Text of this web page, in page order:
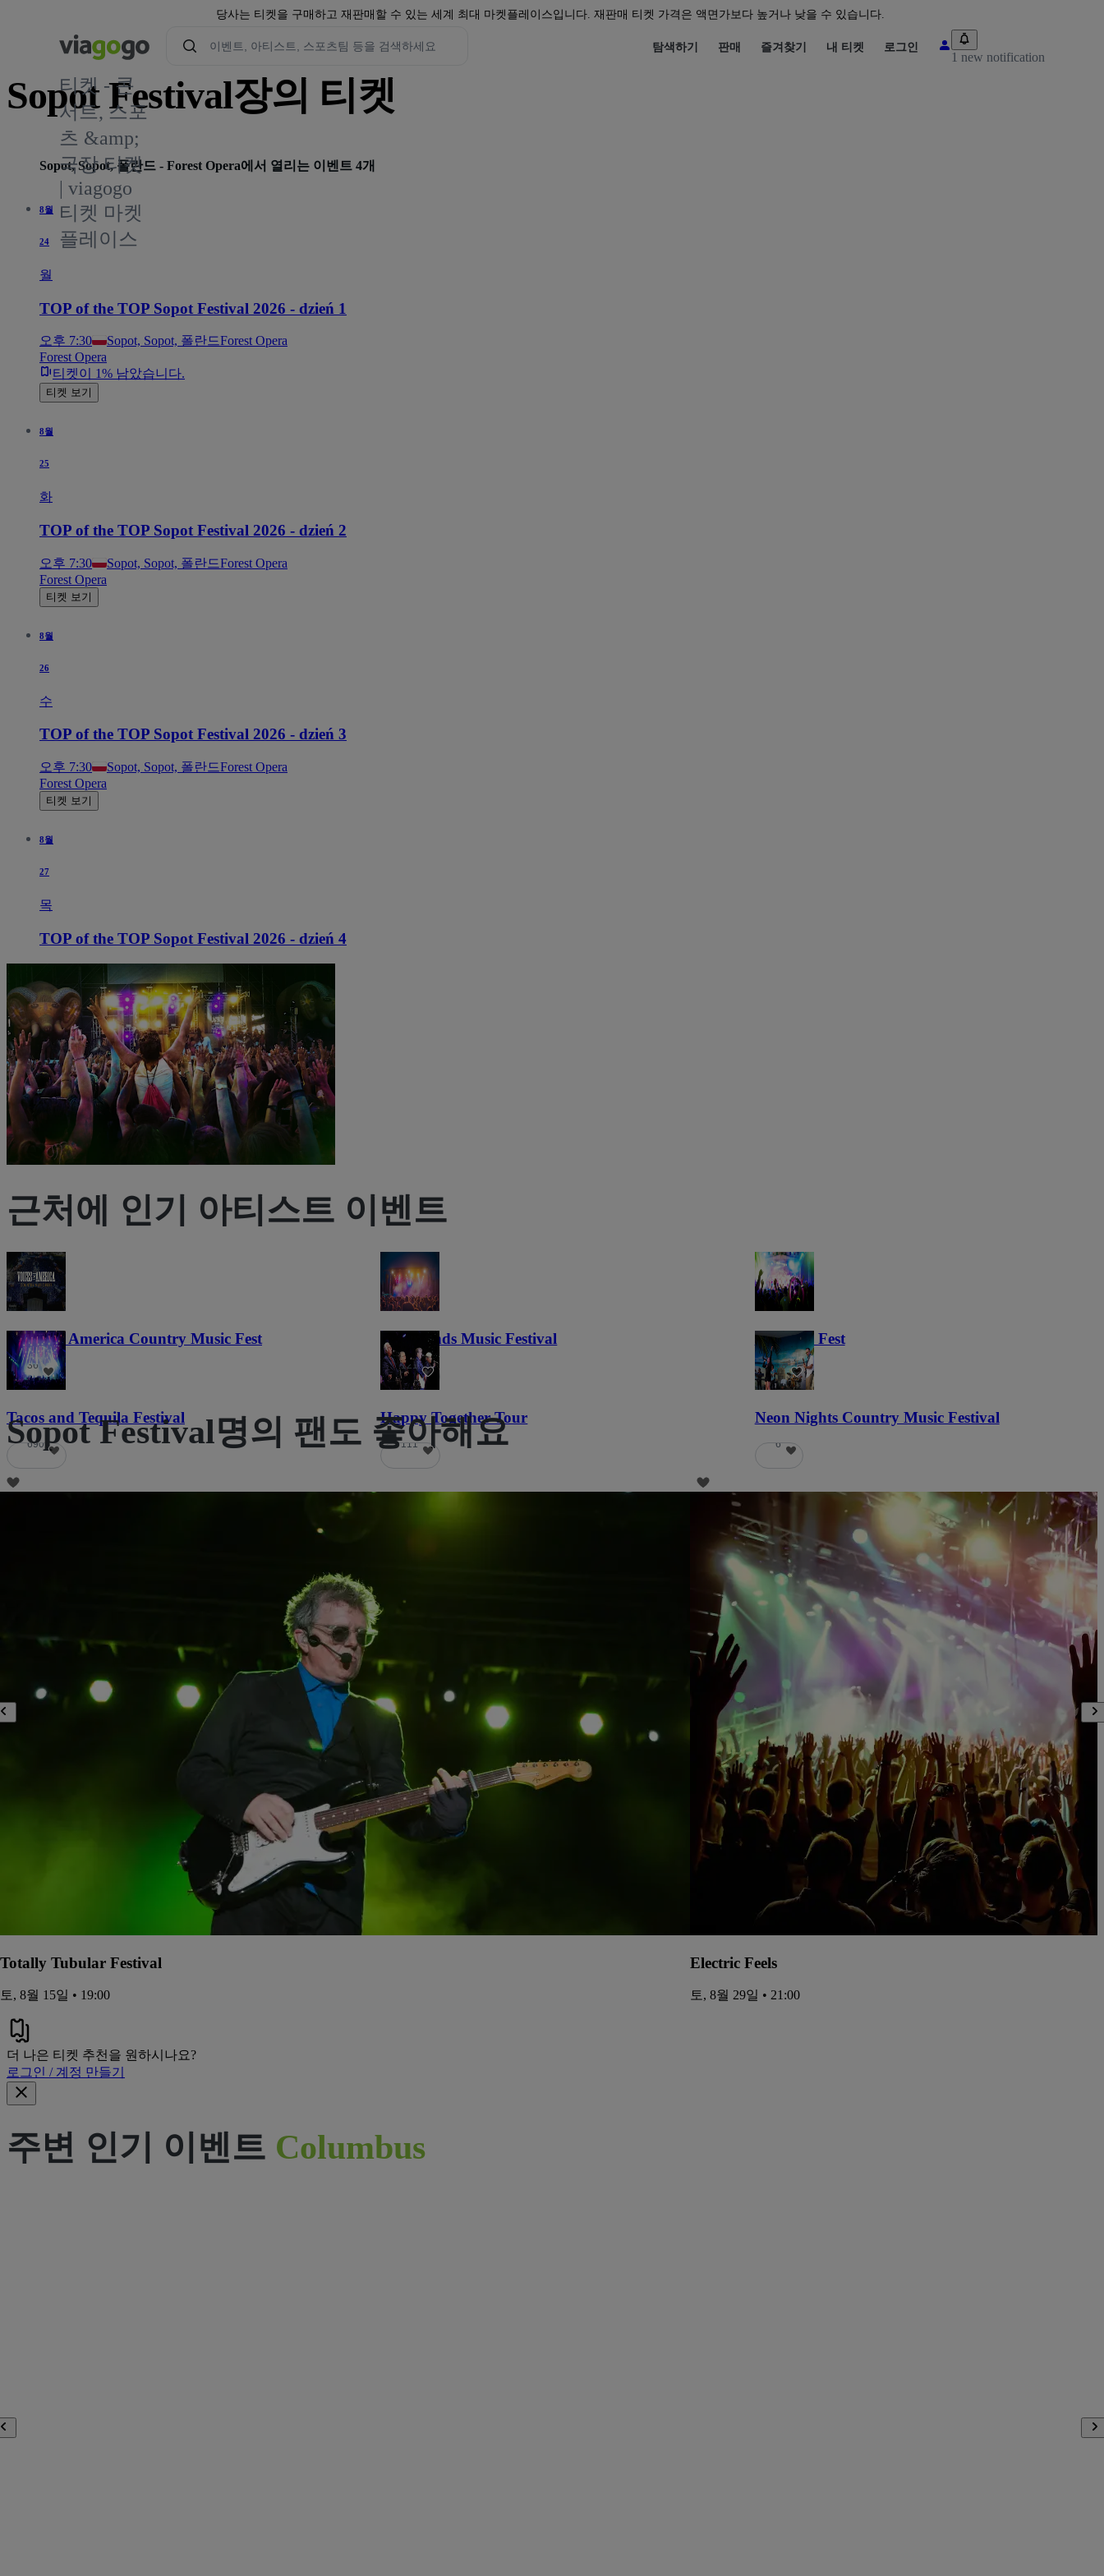
당사는 티켓을 구매하고 재판매할 수 있는 세계 최대 마켓플레이스입니다. 재판매 티켓 가격은 액면가보다 높거나 낮을 수 있습니다.
티켓 - 콘
서트, 스포
츠 &amp;
극장 티켓
| viagogo
티켓 마켓
플레이스
탐색하기 판매 즐겨찾기 내 티켓 로그인
1 new notification
Sopot Festival장의 티켓
2
Sopot, Sopot, 폴란드 - Forest Opera에서 열리는 이벤트 4개
8월
24
월
TOP of the TOP Sopot Festival 2026 - dzień 1
오후 7:30 Sopot, Sopot, 폴란드Forest Opera
Forest Opera
티켓이 1% 남았습니다.
티켓 보기
8월
25
화
TOP of the TOP Sopot Festival 2026 - dzień 2
오후 7:30 Sopot, Sopot, 폴란드Forest Opera
Forest Opera
티켓 보기
8월
26
수
TOP of the TOP Sopot Festival 2026 - dzień 3
오후 7:30 Sopot, Sopot, 폴란드Forest Opera
Forest Opera
티켓 보기
8월
27
목
TOP of the TOP Sopot Festival 2026 - dzień 4
Sopot, Sopot, 폴란드
Forest Opera
티켓이 3% 남았습니다.
티켓 보기
근처에 인기 아티스트 이벤트
Voices of America Country Music Fest
36
Lost Lands Music Festival
121
Haunted Fest
58
Tacos and Tequila Festival
690
Happy Together Tour
111
Neon Nights Country Music Festival
6
Sopot Festival명의 팬도 좋아해요
Totally Tubular Festival
토, 8월 15일 • 19:00
Electric Feels
토, 8월 29일 • 21:00
더 나은 티켓 추천을 원하시나요?
로그인 / 계정 만들기
주변 인기 이벤트 Columbus